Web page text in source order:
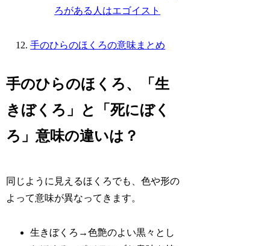
ろがある人はエゴイスト
手のひらのほくろの意味まとめ
手のひらのほくろ、「生
きぼくろ」と「死にぼく
ろ」意味の違いは？
同じように見えるほくろでも、色や形の
よって意味が異なってきます。
生きぼくろ→色艶のよい黒々とし